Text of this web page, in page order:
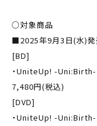
○対象商品
■2025年9月3日(水)発
[BD]
・UniteUp! -Uni:Birth-
7,480円(税込)
[DVD]
・UniteUp! -Uni:Birth-